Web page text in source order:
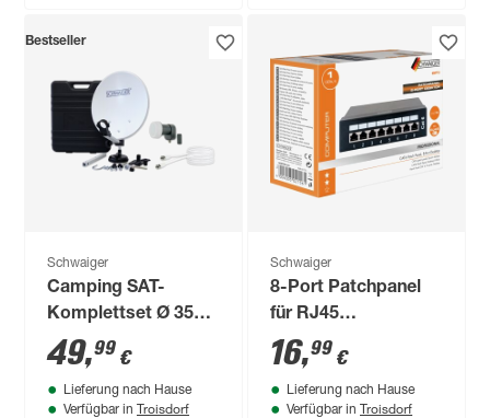
Bestseller
Schwaiger
Camping SAT-
Komplettset Ø 35
cm, inklusive
Transportkoffer
49,99 €
Lieferung nach Hause
Verfügbar in Troisdorf
Schwaiger
8-Port Patchpanel
für RJ45
Netzwerkbuchsen
16,99 €
Lieferung nach Hause
Verfügbar in Troisdorf